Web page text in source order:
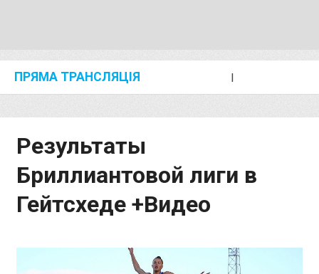
ПРЯМА ТРАНСЛЯЦІЯ I
Результаты
Бриллиантовой лиги в
Гейтсхеде +Видео